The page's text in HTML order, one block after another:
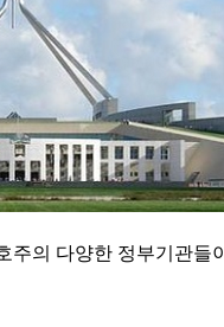
주의 다양한 정부기관들